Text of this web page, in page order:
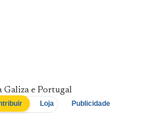
Galiza e Portugal
Loja Publicidade